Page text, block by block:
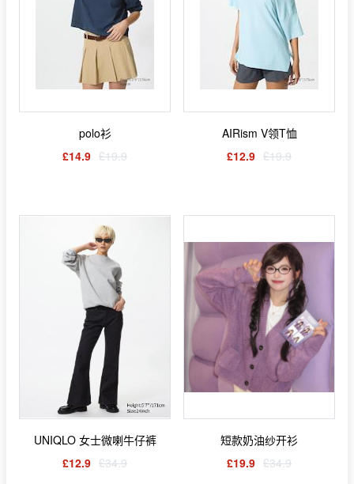
polo衫
£14.9 £19.9
AIRism V领T恤
£12.9 £19.9
UNIQLO 女士微喇牛仔裤
£12.9 £34.9
短款奶油纱开衫
£19.9 £34.9